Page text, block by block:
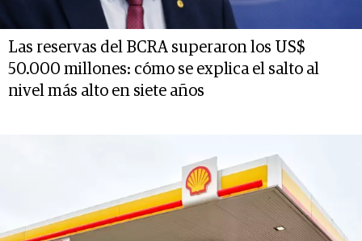
Las reservas del BCRA superaron los US$
50.000 millones: cómo se explica el salto al
nivel más alto en siete años